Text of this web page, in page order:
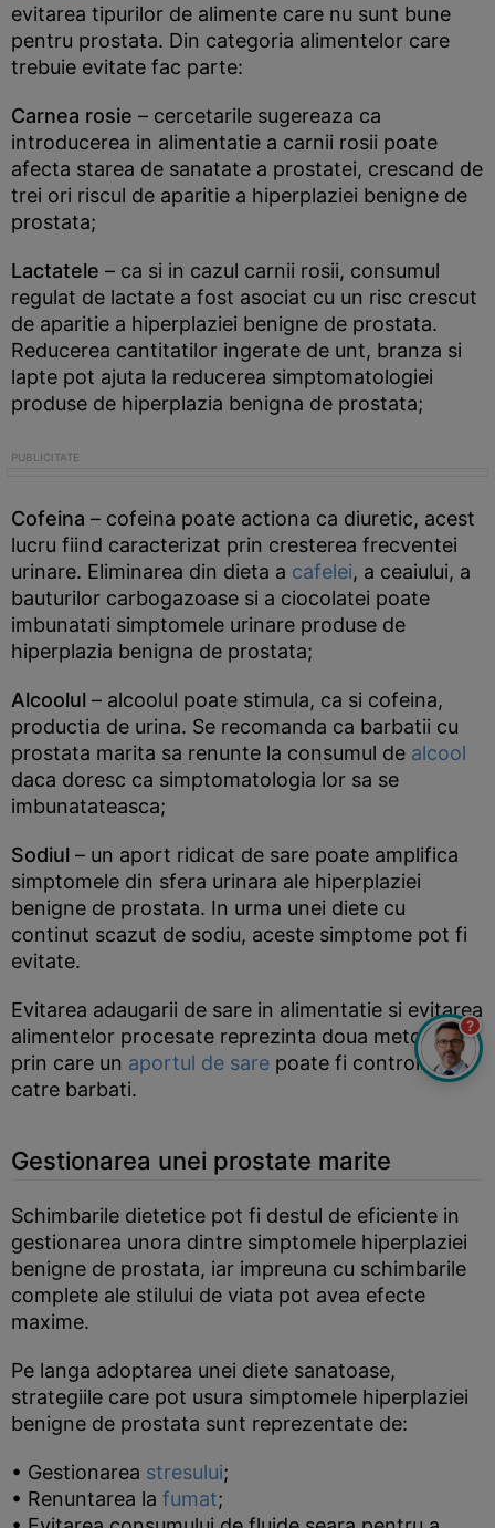
evitarea tipurilor de alimente care nu sunt bune
pentru prostata. Din categoria alimentelor care
trebuie evitate fac parte:
Carnea rosie – cercetarile sugereaza ca
introducerea in alimentatie a carnii rosii poate
afecta starea de sanatate a prostatei, crescand de
trei ori riscul de aparitie a hiperplaziei benigne de
prostata;
Lactatele – ca si in cazul carnii rosii, consumul
regulat de lactate a fost asociat cu un risc crescut
de aparitie a hiperplaziei benigne de prostata.
Reducerea cantitatilor ingerate de unt, branza si
lapte pot ajuta la reducerea simptomatologiei
produse de hiperplazia benigna de prostata;
Cofeina – cofeina poate actiona ca diuretic, acest
lucru fiind caracterizat prin cresterea frecventei
urinare. Eliminarea din dieta a cafelei, a ceaiului, a
bauturilor carbogazoase si a ciocolatei poate
imbunatati simptomele urinare produse de
hiperplazia benigna de prostata;
Alcoolul – alcoolul poate stimula, ca si cofeina,
productia de urina. Se recomanda ca barbatii cu
prostata marita sa renunte la consumul de alcool
daca doresc ca simptomatologia lor sa se
imbunatateasca;
Sodiul – un aport ridicat de sare poate amplifica
simptomele din sfera urinara ale hiperplaziei
benigne de prostata. In urma unei diete cu
continut scazut de sodiu, aceste simptome pot fi
evitate.
Evitarea adaugarii de sare in alimentatie si evitarea
alimentelor procesate reprezinta doua metode
prin care un aportul de sare poate fi controlat de
catre barbati.
Gestionarea unei prostate marite
Schimbarile dietetice pot fi destul de eficiente in
gestionarea unora dintre simptomele hiperplaziei
benigne de prostata, iar impreuna cu schimbarile
complete ale stilului de viata pot avea efecte
maxime.
Pe langa adoptarea unei diete sanatoase,
strategiile care pot usura simptomele hiperplaziei
benigne de prostata sunt reprezentate de:
• Gestionarea stresului;
• Renuntarea la fumat;
?